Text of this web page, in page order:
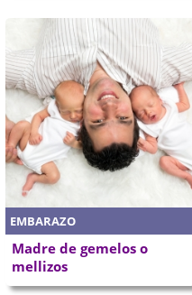
EMBARAZO
Madre de gemelos o
mellizos